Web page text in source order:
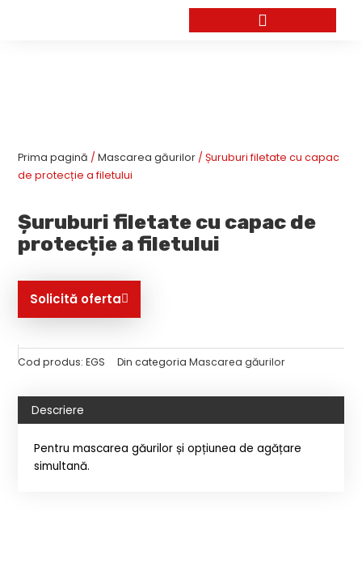
Prima pagină /Mascarea găurilor / Șuruburi filetate cu capac
de protecție a filetului
Șuruburi filetate cu capac de
protecție a filetului
Solicită oferta
Cod produs:EGS Din categoria Mascarea găurilor
Descriere
Pentru mascarea găurilor și opțiunea de agățare
simultană.